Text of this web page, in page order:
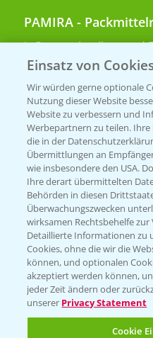
PAMIRA -
Sammelstellen und
PRE - Chemikalien
Sammelstellen und
Kontakt &
Beratung auf
T.+49 (0)174
KONTAKT
Hilfe in Notfällen
T.+49 (0)214/
Einsatz von
Wir würden gerne optionale
Nutzung dieser Website
Website zu verbessern und
Werbepartnern zu teilen.
die in der
Übermittlungen an
wie insbesondere den USA.
Ihre derart übermittelten
Behörden in diesen
Überwachungszwecken
wirksamen Rechtsbehelfe
Detaillierte Informationen zu
Cookies, ohne die wir die
können, und optionalen
akzeptiert werden können,
jeder Zeit ändern oder
unserer Privacy Statement
Cookie